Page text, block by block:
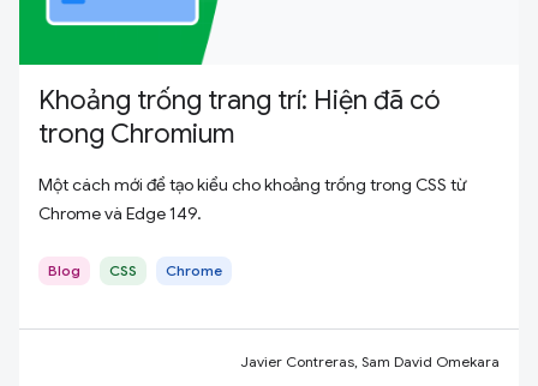
Khoảng trống trang trí: Hiện đã có
trong Chromium
Một cách mới để tạo kiểu cho khoảng trống trong CSS từ
Chrome và Edge 149.
Blog CSS Chrome
Javier Contreras, Sam David Omekara